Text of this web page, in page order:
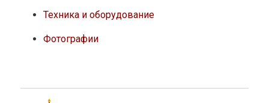
Техника и оборудование
Фотографии